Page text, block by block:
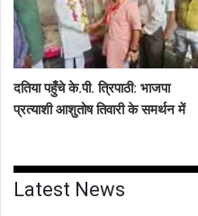
दतिया पहुँचे के.पी. त्रिपाठी: भाजपा
प्रत्याशी आशुतोष तिवारी के समर्थन में
Latest News